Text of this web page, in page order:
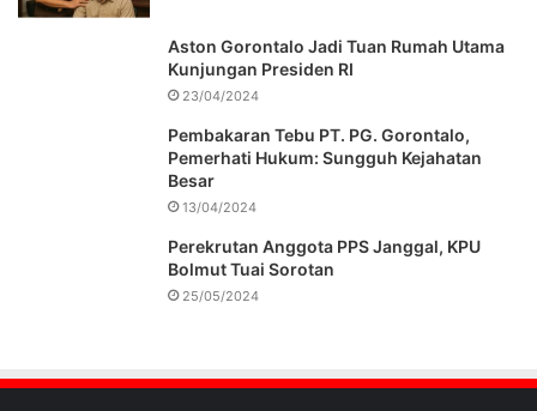
Aston Gorontalo Jadi Tuan Rumah Utama
Kunjungan Presiden RI
23/04/2024
Pembakaran Tebu PT. PG. Gorontalo,
Pemerhati Hukum: Sungguh Kejahatan
Besar
13/04/2024
Perekrutan Anggota PPS Janggal, KPU
Bolmut Tuai Sorotan
25/05/2024